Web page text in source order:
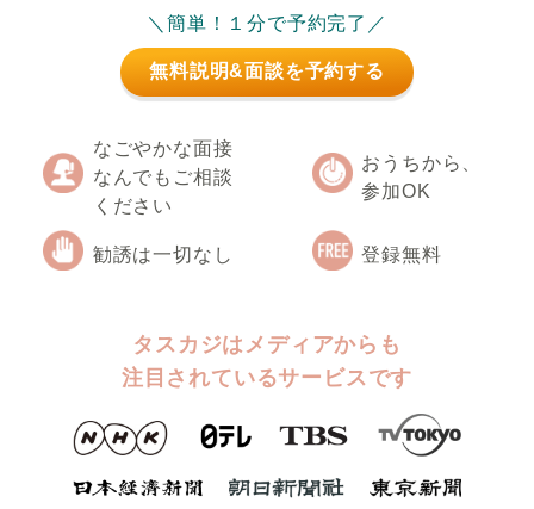
＼簡単！１分で予約完了／
無料説明&面談を予約する
なごやかな面接
なんでもご相談
ください
おうちから、
参加OK
勧誘は一切なし 登録無料
タスカジはメディアからも
注目されているサービスです